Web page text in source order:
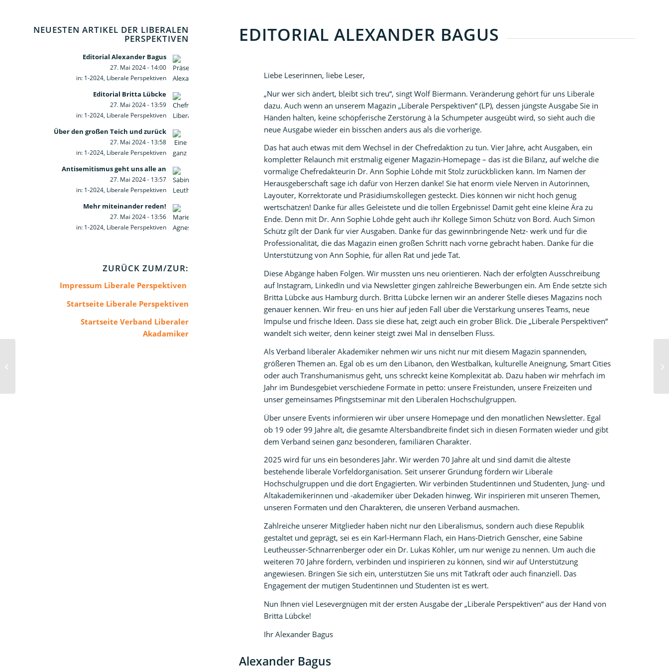
EDITORIAL ALEXANDER BAGUS
Liebe Leserinnen, liebe Leser,
„Nur wer sich ändert, bleibt sich treu“, singt Wolf Biermann. Veränderung gehört für uns Liberale
dazu. Auch wenn an unserem Magazin „Liberale Perspektiven“ (LP), dessen jüngste Ausgabe Sie in
Händen halten, keine schöpferische Zerstörung à la Schumpeter ausgeübt wird, so sieht auch die
neue Ausgabe wieder ein bisschen anders aus als die vorherige.
Das hat auch etwas mit dem Wechsel in der Chefredaktion zu tun. Vier Jahre, acht Ausgaben, ein
kompletter Relaunch mit erstmalig eigener Magazin-Homepage – das ist die Bilanz, auf welche die
vormalige Chefredakteurin Dr. Ann Sophie Löhde mit Stolz zurückblicken kann. Im Namen der
Herausgeberschaft sage ich dafür von Herzen danke! Sie hat enorm viele Nerven in Autorinnen,
Layouter, Korrektorate und Präsidiumskollegen gesteckt. Dies können wir nicht hoch genug
wertschätzen! Danke für alles Geleistete und die tollen Ergebnisse! Damit geht eine kleine Ära zu
Ende. Denn mit Dr. Ann Sophie Löhde geht auch ihr Kollege Simon Schütz von Bord. Auch Simon
Schütz gilt der Dank für vier Ausgaben. Danke für das gewinnbringende Netz- werk und für die
Professionalität, die das Magazin einen großen Schritt nach vorne gebracht haben. Danke für die
Unterstützung von Ann Sophie, für allen Rat und jede Tat.
Diese Abgänge haben Folgen. Wir mussten uns neu orientieren. Nach der erfolgten Ausschreibung
auf Instagram, LinkedIn und via Newsletter gingen zahlreiche Bewerbungen ein. Am Ende setzte sich
Britta Lübcke aus Hamburg durch. Britta Lübcke lernen wir an anderer Stelle dieses Magazins noch
genauer kennen. Wir freu- en uns hier auf jeden Fall über die Verstärkung unseres Teams, neue
Impulse und frische Ideen. Dass sie diese hat, zeigt auch ein grober Blick. Die „Liberale Perspektiven“
wandelt sich weiter, denn keiner steigt zwei Mal in denselben Fluss.
Als Verband liberaler Akademiker nehmen wir uns nicht nur mit diesem Magazin spannenden,
größeren Themen an. Egal ob es um den Libanon, den Westbalkan, kulturelle Aneignung, Smart Cities
oder auch Transhumanismus geht, uns schreckt keine Komplexität ab. Dazu haben wir mehrfach im
Jahr im Bundesgebiet verschiedene Formate in petto: unsere Freistunden, unsere Freizeiten und
unser gemeinsames Pfingstseminar mit den Liberalen Hochschulgruppen.
Über unsere Events informieren wir über unsere Homepage und den monatlichen Newsletter. Egal
ob 19 oder 99 Jahre alt, die gesamte Altersbandbreite findet sich in diesen Formaten wieder und gibt
dem Verband seinen ganz besonderen, familiären Charakter.
2025 wird für uns ein besonderes Jahr. Wir werden 70 Jahre alt und sind damit die älteste
bestehende liberale Vorfeldorganisation. Seit unserer Gründung fördern wir Liberale
Hochschulgruppen und die dort Engagierten. Wir verbinden Studentinnen und Studenten, Jung- und
Altakademikerinnen und -akademiker über Dekaden hinweg. Wir inspirieren mit unseren Themen,
unseren Formaten und den Charakteren, die unseren Verband ausmachen.
Zahlreiche unserer Mitglieder haben nicht nur den Liberalismus, sondern auch diese Republik
gestaltet und geprägt, sei es ein Karl-Hermann Flach, ein Hans-Dietrich Genscher, eine Sabine
Leutheusser-Schnarrenberger oder ein Dr. Lukas Köhler, um nur wenige zu nennen. Um auch die
weiteren 70 Jahre fördern, verbinden und inspirieren zu können, sind wir auf Unterstützung
angewiesen. Bringen Sie sich ein, unterstützen Sie uns mit Tatkraft oder auch finanziell. Das
Engagement der mutigen Studentinnen und Studenten ist es wert.
Nun Ihnen viel Lesevergnügen mit der ersten Ausgabe der „Liberale Perspektiven“ aus der Hand von
Britta Lübcke!
Ihr Alexander Bagus
Alexander Bagus
NEUESTEN ARTIKEL DER LIBERALEN
PERSPEKTIVEN
Editorial Alexander Bagus
27. Mai 2024 - 14:00
in: 1-2024 Liberale Perspektiven
Editorial Britta Lübcke
27. Mai 2024 - 13:59
in: 1-2024 Liberale Perspektiven
Über den großen Teich und zurück
27. Mai 2024 - 13:58
in: 1-2024 Liberale Perspektiven
Antisemitismus geht uns alle an
27. Mai 2024 - 13:57
in: 1-2024 Liberale Perspektiven
Mehr miteinander reden!
27. Mai 2024 - 13:56
in: 1-2024 Liberale Perspektiven
ZURÜCK ZUM/ZUR:
Impressum Liberale Perspektiven
Startseite Liberale Perspektiven
Startseite Verband Liberaler
Akadamiker